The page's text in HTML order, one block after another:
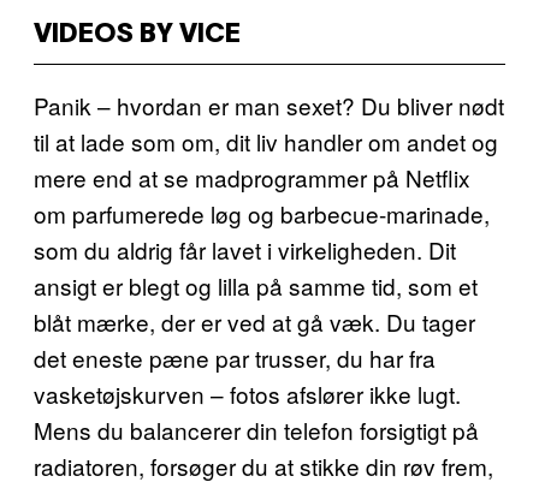
VIDEOS BY VICE
Panik – hvordan er man sexet? Du bliver nødt
til at lade som om, dit liv handler om andet og
mere end at se madprogrammer på Netflix
om parfumerede løg og barbecue-marinade,
som du aldrig får lavet i virkeligheden. Dit
ansigt er blegt og lilla på samme tid, som et
blåt mærke, der er ved at gå væk. Du tager
det eneste pæne par trusser, du har fra
vasketøjskurven – fotos afslører ikke lugt.
Mens du balancerer din telefon forsigtigt på
radiatoren, forsøger du at stikke din røv frem,